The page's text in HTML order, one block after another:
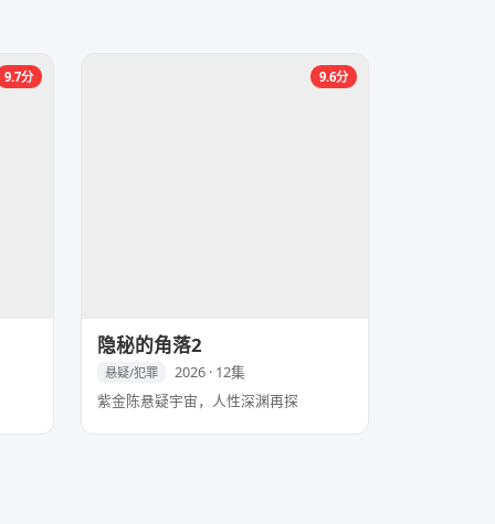
9.7分 9.6分
隐秘的角落2
悬疑/犯罪
2026 · 12集
紫金陈悬疑宇宙，人性深渊再探